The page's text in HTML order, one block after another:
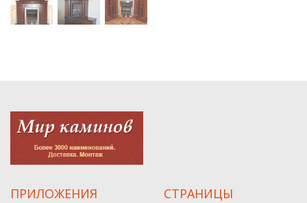
ПРИЛОЖЕНИЯ СТРАНИЦЫ